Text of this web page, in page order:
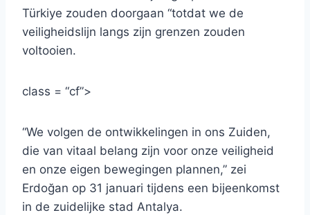
Türkiye zouden doorgaan “totdat we de
veiligheidslijn langs zijn grenzen zouden
voltooien.
class = “cf”>
“We volgen de ontwikkelingen in ons Zuiden,
die van vitaal belang zijn voor onze veiligheid
en onze eigen bewegingen plannen,” zei
Erdoğan op 31 januari tijdens een bijeenkomst
in de zuidelijke stad Antalya.